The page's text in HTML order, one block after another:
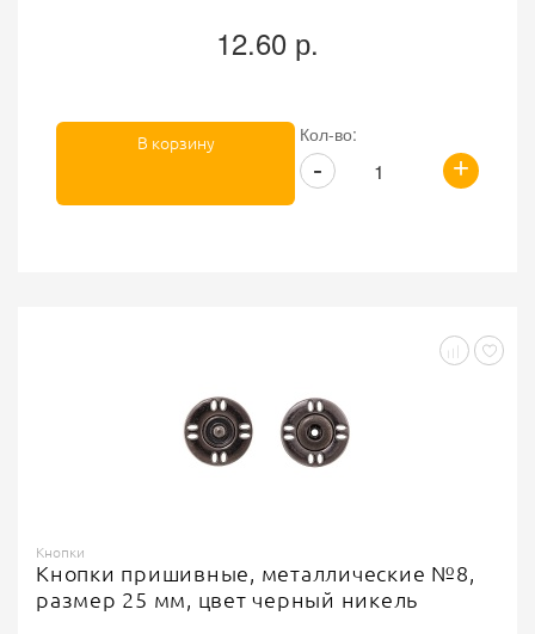
12.60 р.
Кол-во:
+
-
В корзину
Кнопки
Кнопки пришивные, металлические №8,
размер 25 мм, цвет черный никель